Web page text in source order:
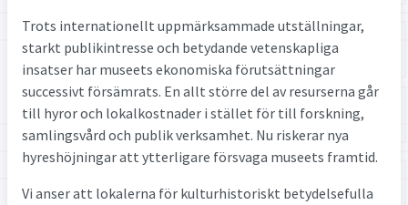
Trots internationellt uppmärksammade utställningar,
starkt publikintresse och betydande vetenskapliga
insatser har museets ekonomiska förutsättningar
successivt försämrats. En allt större del av resurserna går
till hyror och lokalkostnader i stället för till forskning,
samlingsvård och publik verksamhet. Nu riskerar nya
hyreshöjningar att ytterligare försvaga museets framtid.
Vi anser att lokalerna för kulturhistoriskt betydelsefulla